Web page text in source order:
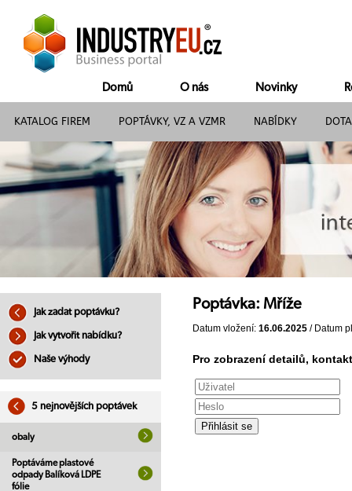
Domů O nás Novinky
KATALOG FIREM POPTÁVKY, VZ A VZMR NABÍDKY
Jak zadat poptávku?
Jak vytvořit nabídku?
Naše výhody
5 nejnovějších poptávek
obaly
Poptáváme plastové
odpady Balíková LDPE
fólie
Poptávka: Mříže
Datum vložení: 16.06.2025 / Datum
Pro zobrazení detailů,